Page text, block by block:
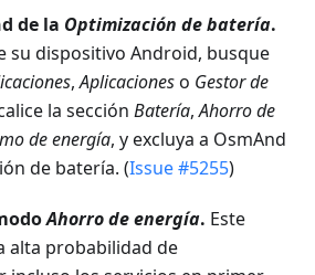
de la Optimización de batería.
su dispositivo Android, busque
,Aplicacioneso Gestor de
la sección Batería,Ahorro de
de energía, y excluya a OsmAnd
de batería. (Issue #5255)
Ahorro de energía. Este
alta probabilidad de